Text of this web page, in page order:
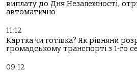
виплату до Дня Незалежності,
автоматично
11:12
Картка чи готівка? Як рівняни
громадському транспорті з 1-го
09:12